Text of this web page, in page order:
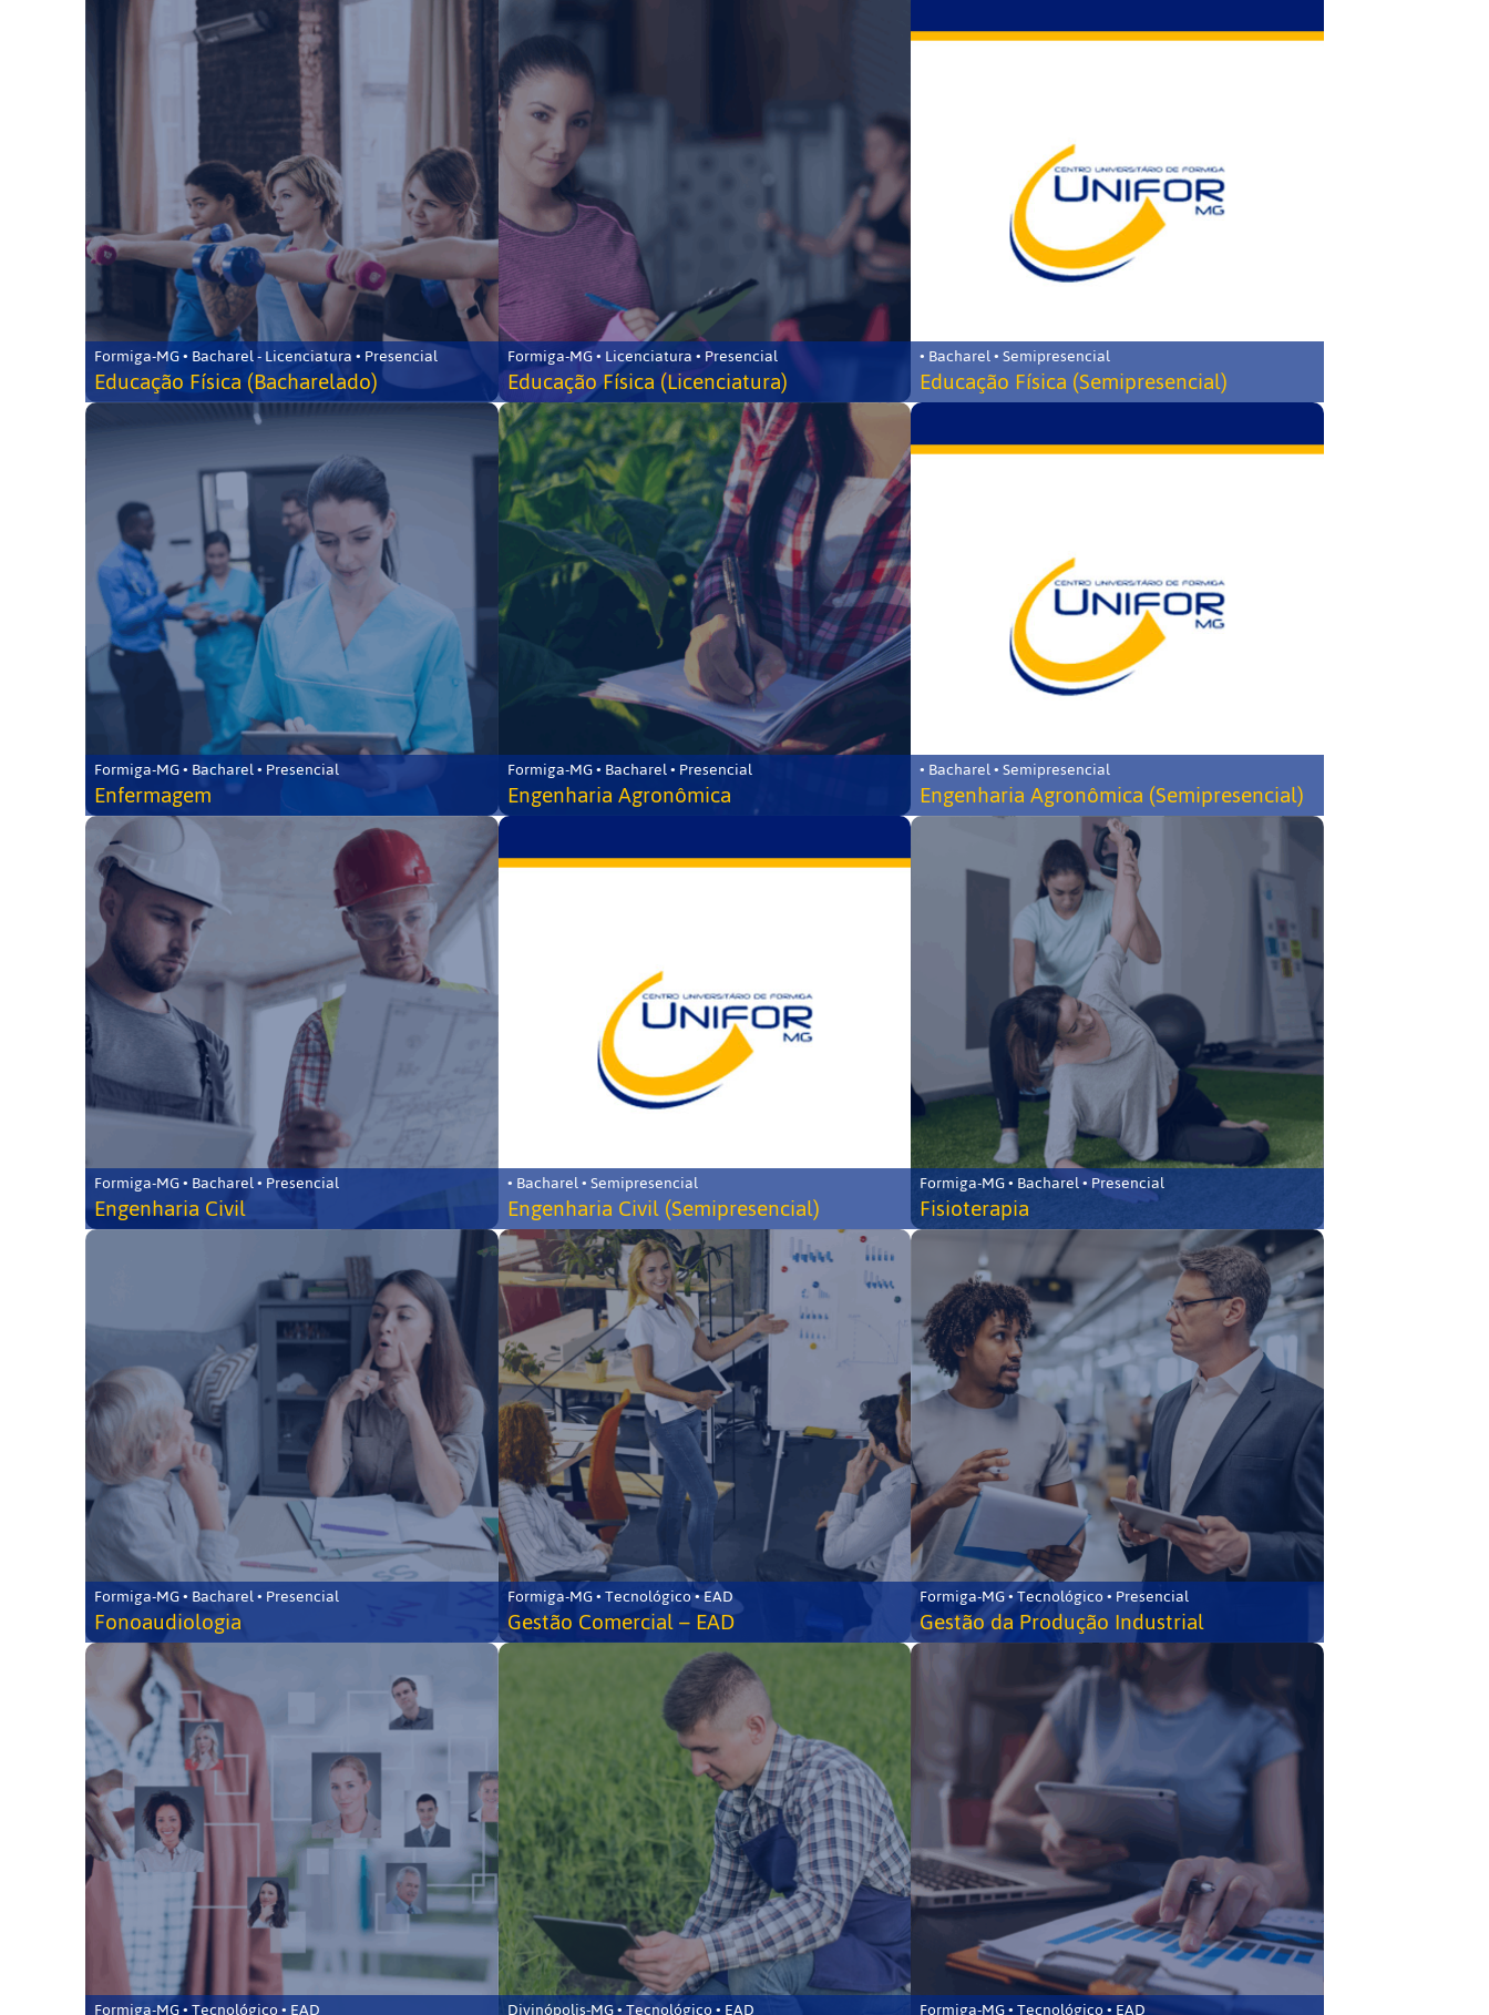
Formiga-MG • Bacharel - Licenciatura • Presencial
Educação Física (Bacharelado)
Formiga-MG • Licenciatura • Presencial
Educação Física (Licenciatura)
• Bacharel • Semipresencial
Educação Física (Semipresencial)
Formiga-MG • Bacharel • Presencial
Enfermagem
Formiga-MG • Bacharel • Presencial
Engenharia Agronômica
• Bacharel • Semipresencial
Engenharia Agronômica (Semipresencial)
Formiga-MG • Bacharel • Presencial
Engenharia Civil
• Bacharel • Semipresencial
Engenharia Civil (Semipresencial)
Formiga-MG • Bacharel • Presencial
Fisioterapia
Formiga-MG • Bacharel • Presencial
Fonoaudiologia
Formiga-MG • Tecnológico • EAD
Gestão Comercial – EAD
Formiga-MG • Tecnológico • Presencial
Gestão da Produção Industrial